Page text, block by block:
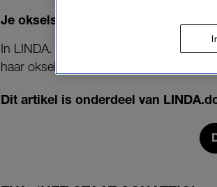
Je oksels scheren? Waarom zou je.
In LINDA. ‘BAYWATCH’ vertelde Eva
haar oksels lekker met rust laat.
Dit artikel is onderdeel van